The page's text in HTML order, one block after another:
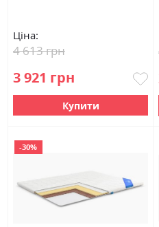
Ціна:
3 921 грн
4 613 грн
Купити
-30%